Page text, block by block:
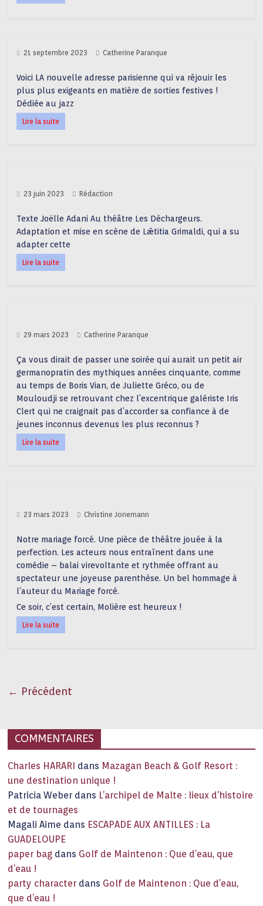
21 septembre 2023 Catherine Paranque
Voici LA nouvelle adresse parisienne qui va réjouir les
plus plus exigeants en matière de sorties festives !
Dédiée au jazz
Lire la suite
23 juin 2023 Rédaction
Texte Joëlle Adani Au théâtre Les Déchargeurs.
Adaptation et mise en scène de Lǣtitia Grimaldi, qui a su
adapter cette
Lire la suite
29 mars 2023 Catherine Paranque
Ça vous dirait de passer une soirée qui aurait un petit air
germanopratin des mythiques années cinquante, comme
au temps de Boris Vian, de Juliette Gréco, ou de
Mouloudji se retrouvant chez l’excentrique galériste Iris
Clert qui ne craignait pas d’accorder sa confiance à de
jeunes inconnus devenus les plus reconnus ?
Lire la suite
23 mars 2023 Christine Jonemann
Notre mariage forcé. Une pièce de théâtre jouée à la
perfection. Les acteurs nous entraînent dans une
comédie – balai virevoltante et rythmée offrant au
spectateur une joyeuse parenthèse. Un bel hommage à
l’auteur du Mariage forcé.
Ce soir, c’est certain, Molière est heureux !
Lire la suite
← Précédent
COMMENTAIRES
Charles HARARI dans Mazagan Beach & Golf Resort :
une destination unique !
Patricia Weber dans L’archipel de Malte : lieux d’histoire
et de tournages
Magali Aime dans ESCAPADE AUX ANTILLES : La
GUADELOUPE
paper bag dans Golf de Maintenon : Que d’eau, que
d’eau !
party character dans Golf de Maintenon : Que d’eau,
que d’eau !